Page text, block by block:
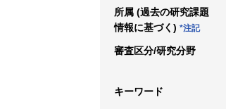
所属 (過去の研究課題
情報に基づく) *注記
審査区分/研究分野
キーワード